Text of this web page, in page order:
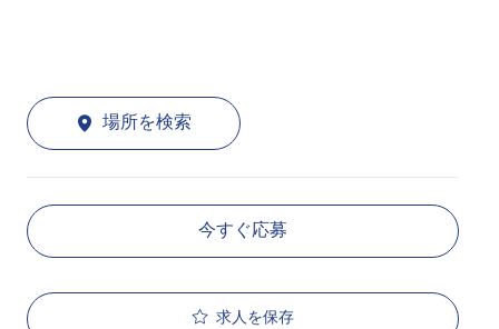
場所を検索
今すぐ応募
求人を保存